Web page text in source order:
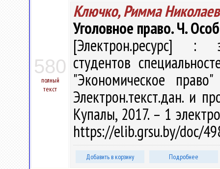
580
полный
текст
Ключко, Римма
Уголовное право. Ч.
[Электрон.ресурс] :
студентов
"Экономическое
Электрон.текст.дан. и
Купалы, 2017. – 1
https://elib.grsu.by/doc/
Добавить в корзину Подробнее